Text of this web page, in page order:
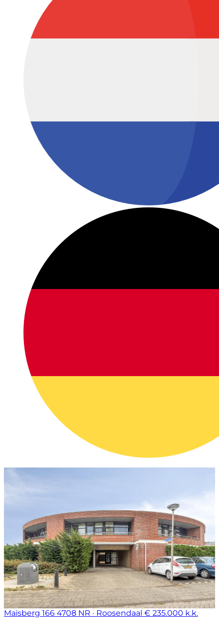
Maïsberg 166 4708 NR · Roosendaal € 235.000 k.k.